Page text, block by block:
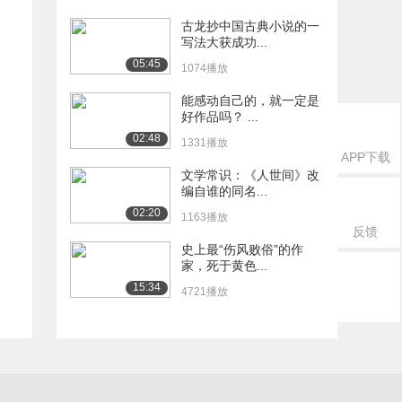
APP下载
反馈
05:45
古龙抄中国古典小说的一
写法大获成功...
1074播放
02:48
能感动自己的，就一定是
好作品吗？ ...
1331播放
02:20
文学常识：《人世间》改
编自谁的同名...
1163播放
15:34
史上最“伤风败俗”的作
家，死于黄色...
4721播放